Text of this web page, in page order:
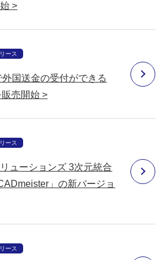
>
ース
国送金の受付ができる
販売開始 >
ース
ューションズ 3次元統合
」の新バージョ
ース